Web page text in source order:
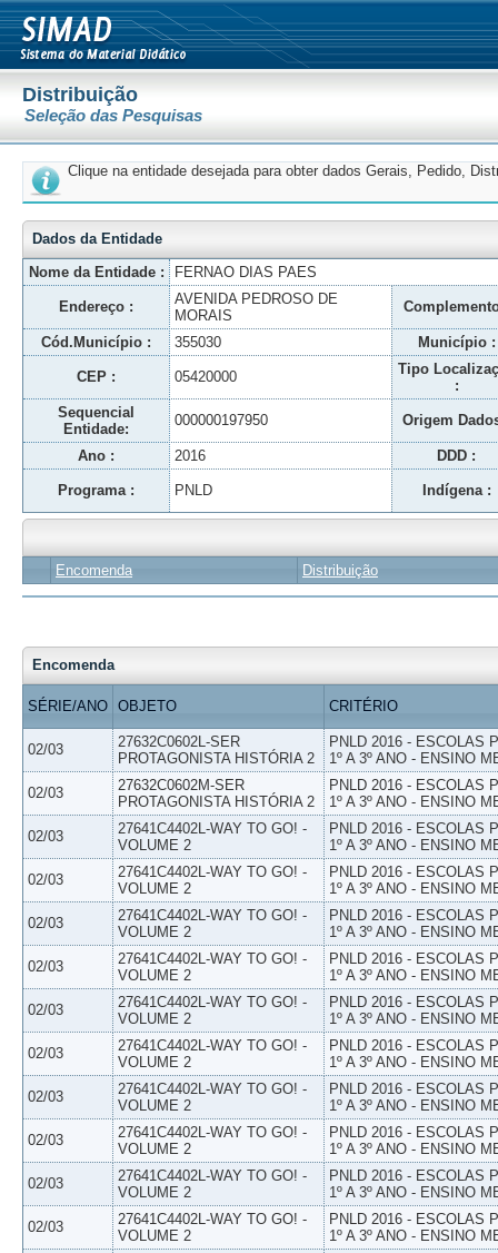
Distribuição
Seleção das Pesquisas
Clique na entidade desejada para obter dados Gerais, Pedido,
Dados da Entidade
Nome da Entidade :
FERNAO DIAS PAES
Endereço :
AVENIDA PEDROSO DE
MORAIS
Cód.Município : 355030 Município :
CEP : 05420000
Tipo
:
Sequencial
Entidade:
000000197950 Origem
Ano : 2016 DDD :
Programa : PNLD Indígena :
Encomenda Distribuição
Encomenda
SÉRIE/ANO OBJETO CRITÉRIO
02/03
27632C0602L-SER
PROTAGONISTA HISTÓRIA 2
PNLD 2016 - ESCOLAS
1º A 3º ANO - ENSINO
02/03
27632C0602M-SER
PROTAGONISTA HISTÓRIA 2
PNLD 2016 - ESCOLAS
1º A 3º ANO - ENSINO
02/03
27641C4402L-WAY TO GO! -
VOLUME 2
PNLD 2016 - ESCOLAS
1º A 3º ANO - ENSINO
02/03
27641C4402L-WAY TO GO! -
VOLUME 2
PNLD 2016 - ESCOLAS
1º A 3º ANO - ENSINO
02/03
27641C4402L-WAY TO GO! -
VOLUME 2
PNLD 2016 - ESCOLAS
1º A 3º ANO - ENSINO
02/03
27641C4402L-WAY TO GO! -
VOLUME 2
PNLD 2016 - ESCOLAS
1º A 3º ANO - ENSINO
02/03
27641C4402L-WAY TO GO! -
VOLUME 2
PNLD 2016 - ESCOLAS
1º A 3º ANO - ENSINO
02/03
27641C4402L-WAY TO GO! -
VOLUME 2
PNLD 2016 - ESCOLAS
1º A 3º ANO - ENSINO
02/03
27641C4402L-WAY TO GO! -
VOLUME 2
PNLD 2016 - ESCOLAS
1º A 3º ANO - ENSINO
02/03
27641C4402L-WAY TO GO! -
VOLUME 2
PNLD 2016 - ESCOLAS
1º A 3º ANO - ENSINO
02/03
27641C4402L-WAY TO GO! -
VOLUME 2
PNLD 2016 - ESCOLAS
1º A 3º ANO - ENSINO
02/03
27641C4402L-WAY TO GO! -
VOLUME 2
PNLD 2016 - ESCOLAS
1º A 3º ANO - ENSINO